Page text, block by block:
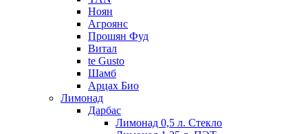
Ноян
Агроянс
Прошян Фуд
Витал
te Gusto
Шамб
Арцах Био
Лимонад
Дарбас
Лимонад 0,5 л. Стекло